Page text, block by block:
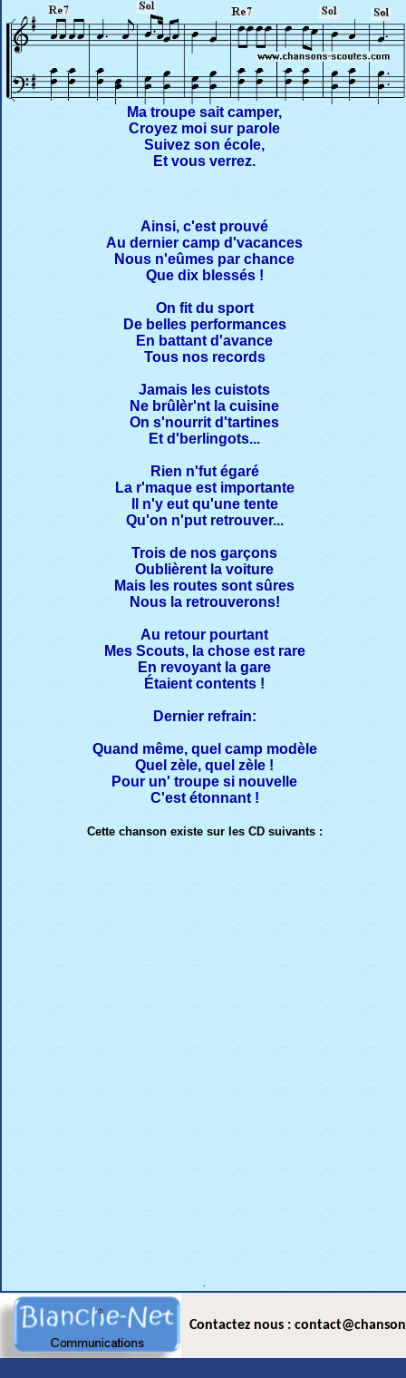
Ma troupe sait camper,
Croyez moi sur parole
Suivez son école,
Et vous verrez.
Ainsi, c'est prouvé
Au dernier camp d'vacances
Nous n'eûmes par chance
Que dix blessés !
On fit du sport
De belles performances
En battant d'avance
Tous nos records
Jamais les cuistots
Ne brûlèr'nt la cuisine
On s'nourrit d'tartines
Et d'berlingots...
Rien n'fut égaré
La r'maque est importante
Il n'y eut qu'une tente
Qu'on n'put retrouver...
Trois de nos garçons
Oublièrent la voiture
Mais les routes sont sûres
Nous la retrouverons!
Au retour pourtant
Mes Scouts, la chose est rare
En revoyant la gare
Étaient contents !
Dernier refrain:
Quand même, quel camp modèle
Quel zèle, quel zèle !
Pour un' troupe si nouvelle
C'est étonnant !
Cette chanson existe sur les CD suivants :
Contactez nous :